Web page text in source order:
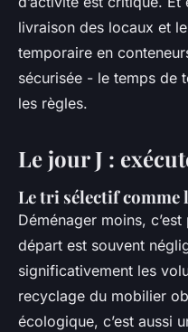
livraison des locaux et
temporaire en
sécurisée - le temps de
les règles.
Le jour J :
Le tri sélectif comme
Déménager moins,
départ est souvent
significativement les
recyclage du mobilier
écologique, c’est aussi